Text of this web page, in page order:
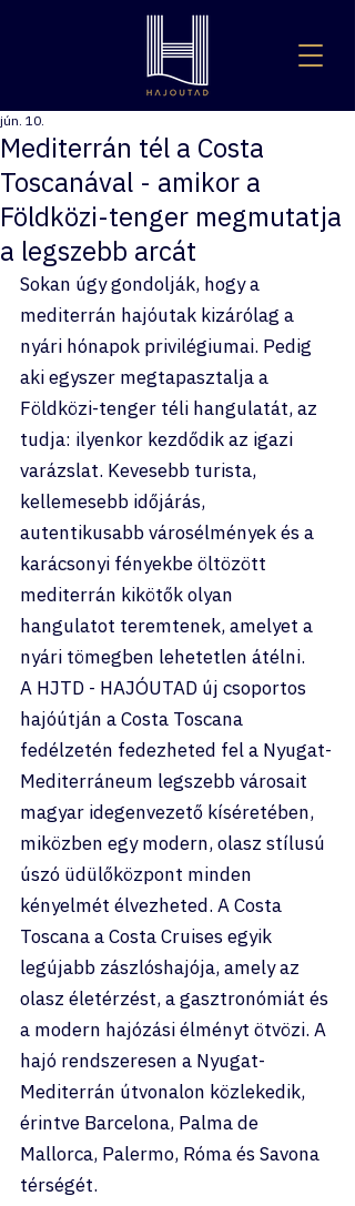
Mediterrán tél a Costa
Toscanával - amikor a
Földközi-tenger megmutatja
a legszebb arcát
jún. 10.
Sokan úgy gondolják, hogy a
mediterrán hajóutak kizárólag a
nyári hónapok privilégiumai. Pedig
aki egyszer megtapasztalja a
Földközi-tenger téli hangulatát, az
tudja: ilyenkor kezdődik az igazi
varázslat. Kevesebb turista,
kellemesebb időjárás,
autentikusabb városélmények és a
karácsonyi fényekbe öltözött
mediterrán kikötők olyan
hangulatot teremtenek, amelyet a
nyári tömegben lehetetlen átélni.
A HJTD - HAJÓUTAD új csoportos
hajóútján a Costa Toscana
fedélzetén fedezheted fel a Nyugat-
Mediterráneum legszebb városait
magyar idegenvezető kíséretében,
miközben egy modern, olasz stílusú
úszó üdülőközpont minden
kényelmét élvezheted. A Costa
Toscana a Costa Cruises egyik
legújabb zászlóshajója, amely az
olasz életérzést, a gasztronómiát és
a modern hajózási élményt ötvözi. A
hajó rendszeresen a Nyugat-
Mediterrán útvonalon közlekedik,
érintve Barcelona, Palma de
Mallorca, Palermo, Róma és Savona
térségét.